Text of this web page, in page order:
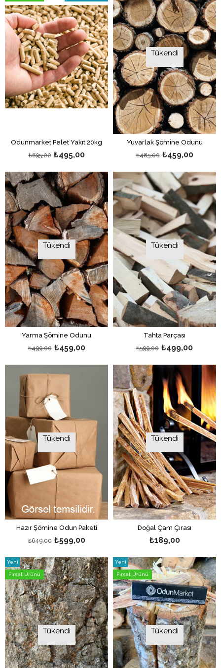
Odunmarket Pelet Yakıt 20kg
₺495,00
₺695,00
%29İndirim
Tükendi
Yuvarlak Şömine Odunu
₺459,00
₺485,00
Tükendi
Yarma Şömine Odunu
₺459,00
₺499,00
Tükendi
Tahta Parçası
₺499,00
₺599,00
Tükendi
Hazır Şömine Odun Paketi
₺599,00
₺649,00
Tükendi
Doğal Çam Çırası
₺189,00
Tükendi
Yeni
Ürün
Fırsat Ürünü
Tükendi
Yeni
Ürün
Fırsat Ürünü